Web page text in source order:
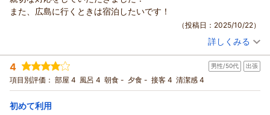
may様
いつも当館をご利用いただき誠にありがとうございます。
may様がお寛ぎいただけたこと、また、室内の備品がお役に立
シャンプー・コンディショナーについて貴重なご意見をいただ
きありがとうございます。
別の製品も視野に入れて検討させていただきます。
またのご利用を心よりお待ちしております。
また、広島に行くときは宿泊したいです！
（投稿日：2025/10/22）
投稿者： こうきさん(男性/20代)
宿泊プラン： チェックイン21:00まで限定【禁煙】★セミダブル2名様までプ
ラン★
セミダブル 食事なし
宿泊価格帯： 6,001～7,000円(大人一人あたり/税込)
詳しくみる
4 男性/50代 出張
項目別評価： 部屋 4 風呂 4 朝食 - 夕食 - 接客 4 清潔感 4
初めて利用